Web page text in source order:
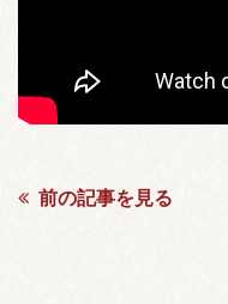
前の記事を見る